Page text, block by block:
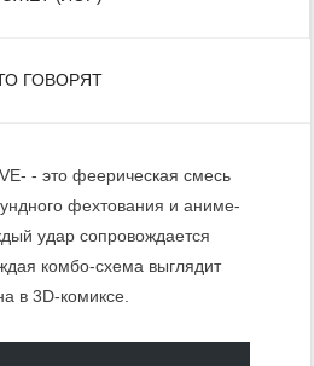
ГОВОРЯТ
- это феерическая смесь
фехтования и аниме-
удар сопровождается
комбо-схема выглядит
в 3D-комиксе.